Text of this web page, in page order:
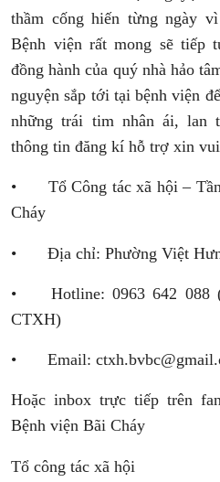
thầm cống hiến từng ngày
Bệnh viện rất mong sẽ tiếp
đồng hành của quý nhà hảo
nguyện sắp tới tại bệnh viện
những trái tim nhân ái, lan
thông tin đăng kí hỗ trợ xin
•
Tổ Công tác xã hội –
Cháy
• Địa chỉ: Phường Việt
•
Hotline: 0963 642
CTXH)
• Email:
Hoặc inbox trực tiếp trên
Bệnh viện Bãi Cháy
Tổ công tác xã hội